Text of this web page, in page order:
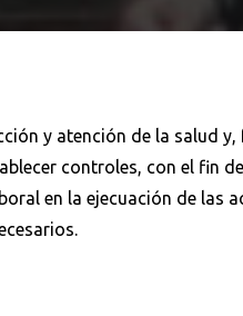
y atención de la salud
controles, con el fin
en la ejecuación de las